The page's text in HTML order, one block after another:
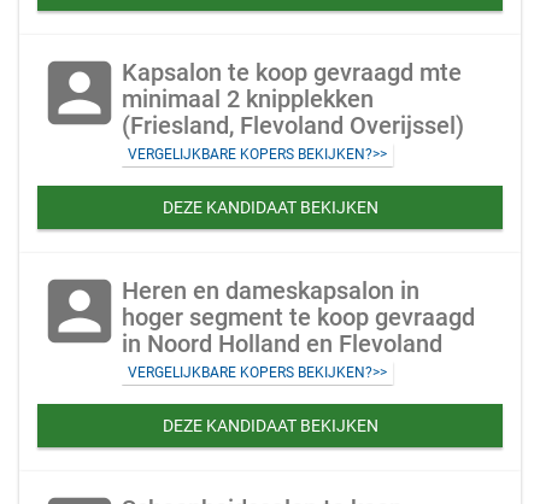
account_box Kapsalon te koop gevraagd mte
minimaal 2 knipplekken
(Friesland, Flevoland Overijssel)
VERGELIJKBARE KOPERS BEKIJKEN?>>
DEZE KANDIDAAT BEKIJKEN
account_box Heren en dameskapsalon in
hoger segment te koop gevraagd
in Noord Holland en Flevoland
VERGELIJKBARE KOPERS BEKIJKEN?>>
DEZE KANDIDAAT BEKIJKEN